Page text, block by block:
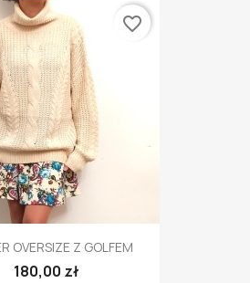
OVERSIZE Z GOLFEM
180,00 zł
favorite_border